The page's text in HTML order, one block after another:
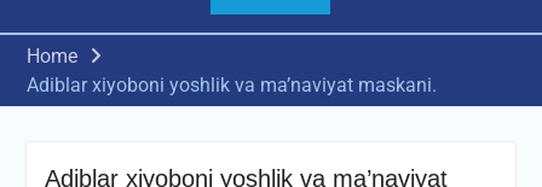
Home
Adiblar xiyoboni yoshlik va ma’naviyat maskani.
Adiblar xiyoboni yoshlik va ma’naviyat